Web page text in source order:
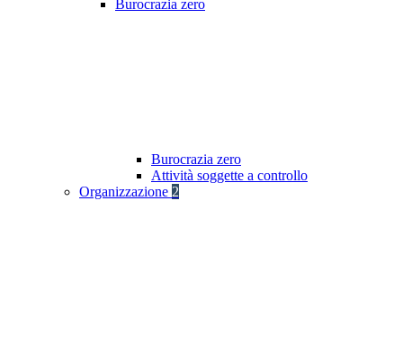
Burocrazia zero
Burocrazia zero
Attività soggette a controllo
Organizzazione 2